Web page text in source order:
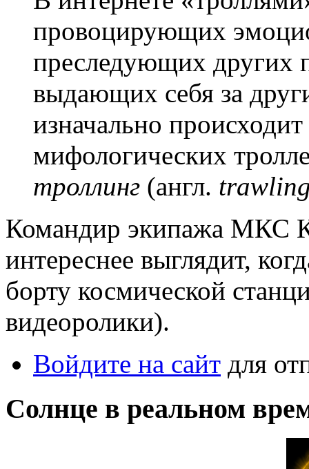
провоцирующих
преследующих других
выдающих себя за
изначально
мифологических
троллинг (англ.
Командир экипажа МКС
интереснее выглядит,
борту космической
видеоролики).
Войдите на сайт для
Солнце в реальном